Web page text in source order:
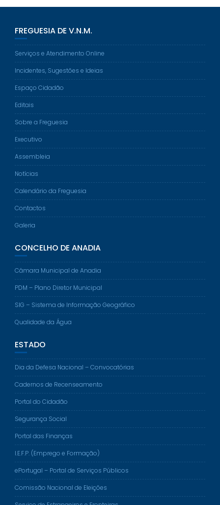
FREGUESIA DE V.N.M.
Serviços e Atendimento Online
Incidentes, Sugestões e Ideias
Espaço Cidadão
Editais
Sobre a Freguesia
Executivo
Assembleia
Notícias
Calendário da Freguesia
Contactos
Galeria
CONCELHO DE ANADIA
Câmara Municipal de Anadia
PDM – Plano Diretor Municipal
SIG – Sistema de Informação Geográfico
Qualidade da Água
ESTADO
Dia da Defesa Nacional – Convocatórias
Cadernos de Recenseamento
Portal do Cidadão
Segurança Social
Portal das Finanças
I.E.F.P. (Emprego e Formação)
ePortugal – Portal de Serviços Públicos
Comissão Nacional de Eleições